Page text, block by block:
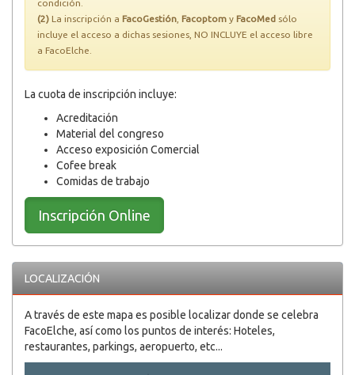
condición.
(2) La inscripción a FacoGestión Facoptom y FacoMed sólo
incluye el acceso a dichas sesiones, NO INCLUYE el acceso libre
a FacoElche.
La cuota de inscripción incluye:
Acreditación
Material del congreso
Acceso exposición Comercial
Cofee break
Comidas de trabajo
Inscripción Online
LOCALIZACIÓN
A través de este mapa es posible localizar donde se celebra
FacoElche, así como los puntos de interés: Hoteles,
restaurantes, parkings, aeropuerto, etc...